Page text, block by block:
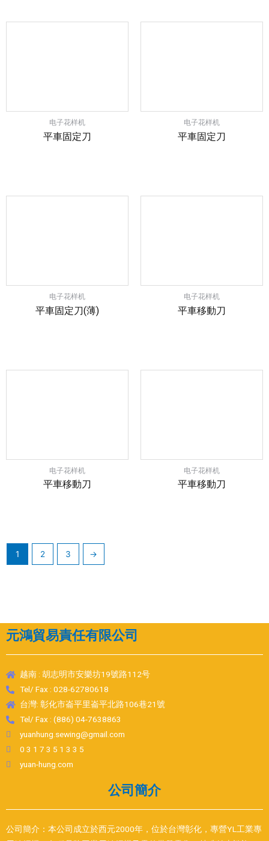
电子花样机
平車固定刀
电子花样机
平車固定刀
电子花样机
平車固定刀(薄)
电子花样机
平車移動刀
电子花样机
平車移動刀
电子花样机
平車移動刀
1 2 3 →
元鴻貿易責任有限公司
越南 : 胡志明市安樂坊19號路112号
Tel/ Fax : 028-62780618
台灣: 彰化市崙平里崙平北路106巷21號
Tel/ Fax : (886) 04-7638863
yuanhung.sewing@gmail.com
0 3 1 7 3 5 1 3 3 5
yuan-hung.com
公司簡介
公司簡介：本公司成立於西元2000年，位於台灣彰化，專營YL工業專